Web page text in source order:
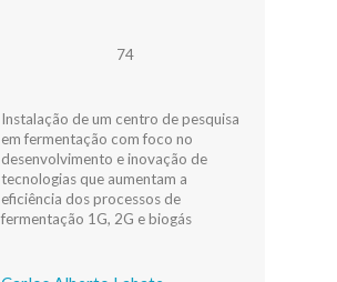
74
Instalação de um centro de pesquisa
em fermentação com foco no
desenvolvimento e inovação de
tecnologias que aumentam a
eficiência dos processos de
fermentação 1G, 2G e biogás